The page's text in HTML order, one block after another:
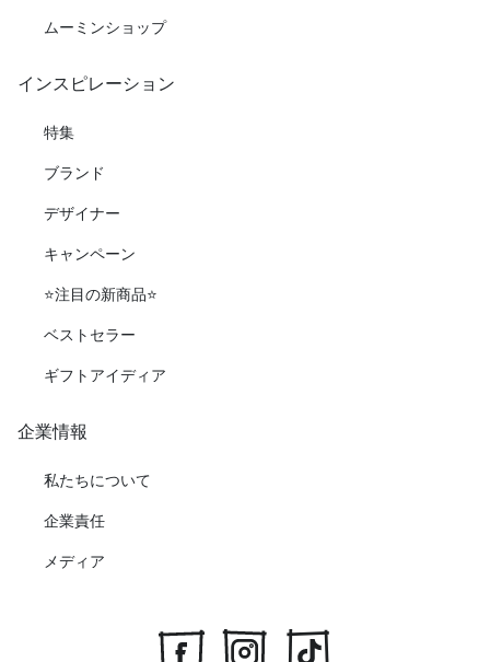
ムーミンショップ
インスピレーション
特集
ブランド
デザイナー
キャンペーン
⭐️注目の新商品⭐️
ベストセラー
ギフトアイディア
企業情報
私たちについて
企業責任
メディア